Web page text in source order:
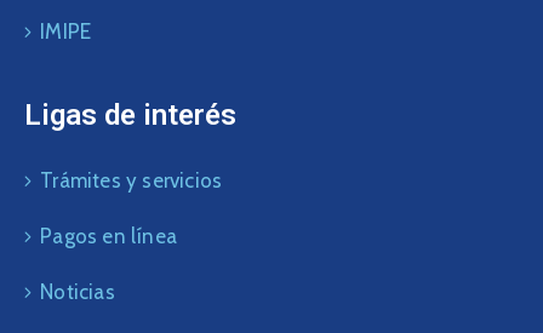
IMIPE
Ligas de interés
Trámites y servicios
Pagos en línea
Noticias